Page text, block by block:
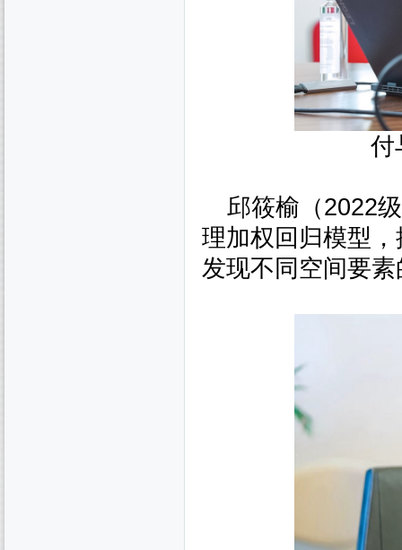
付
邱筱榆（2022
理加权回归模型
发现不同空间要